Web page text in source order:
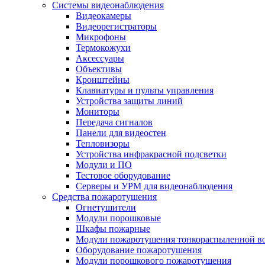
Системы видеонаблюдения
Видеокамеры
Видеорегистраторы
Микрофоны
Термокожухи
Аксессуары
Объективы
Кронштейны
Клавиатуры и пульты управления
Устройства защиты линий
Мониторы
Передача сигналов
Панели для видеостен
Тепловизоры
Устройства инфракрасной подсветки
Модули и ПО
Тестовое оборудование
Серверы и УРМ для видеонаблюдения
Средства пожаротушения
Огнетушители
Модули порошковые
Шкафы пожарные
Модули пожаротушения тонкораспыленной
Оборудование пожаротушения
Модули порошкового пожаротушения